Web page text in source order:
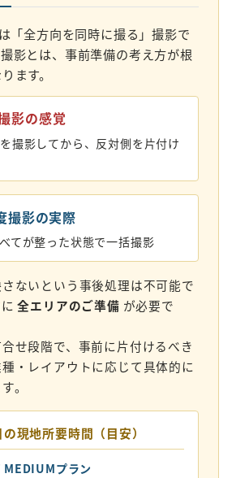
「全方向を同時に撮る」撮影で
影とは、事前準備の考え方が根
ます。
影の感覚
撮影してから、反対側を片付け
撮影の実際
てが整った状態で一括撮影
ないという事後処理は不可能で
に全エリアのご準備 が必要で
せ段階で、事前に片付けるべき
・レイアウトに応じて具体的に
。
現地所要時間（目安）
プラン